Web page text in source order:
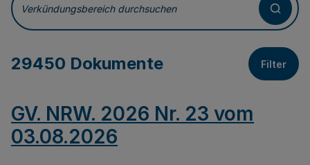
Verkündungsbereich durchsuchen
29450 Dokumente Filter
GV. NRW. 2026 Nr. 23 vom
03.08.2026